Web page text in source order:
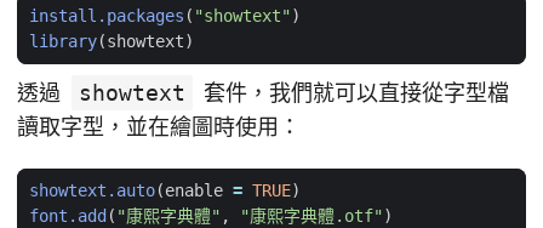
install.packages ( "showtext")
library(showtext)
透過 showtext
套件，我們就可以直接從字型檔
讀取字型，並在繪圖時使用：
showtext.auto(enable = TRUE)
font.add ( "康熙字典體" , "康熙字典體.otf")